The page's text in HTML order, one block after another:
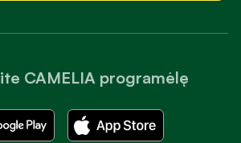
CAMELIA programėlę